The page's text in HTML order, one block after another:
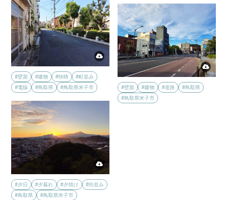
#壁面 #建物 #快晴
#町並み
#電線
#鳥取県 #鳥取県米子市 #壁面 #建物 #道路
#鳥取県
#鳥取県米子市
#夕日 #夕暮れ #夕焼け
#街並み
#鳥取県
#鳥取県米子市